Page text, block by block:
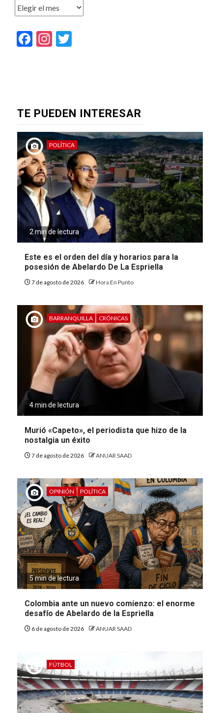
Archivos
Facebook
Instagram
TE PUEDEN INTERESAR
POLÍTICA
2 min de lectura
Este es el orden del día y horarios para la
posesión de Abelardo De La Espriella
7 de agosto de 2026 Hora En Punto
BARRANQUILLA CRÓNICAS
4 min de lectura
Murió «Capeto», el periodista que hizo de la
nostalgia un éxito
7 de agosto de 2026 ANUAR SAAD
OPINIÓN POLÍTICA
5 min de lectura
Colombia ante un nuevo comienzo: el enorme
desafío de Abelardo de la Espriella
6 de agosto de 2026 ANUAR SAAD
FÚTBOL